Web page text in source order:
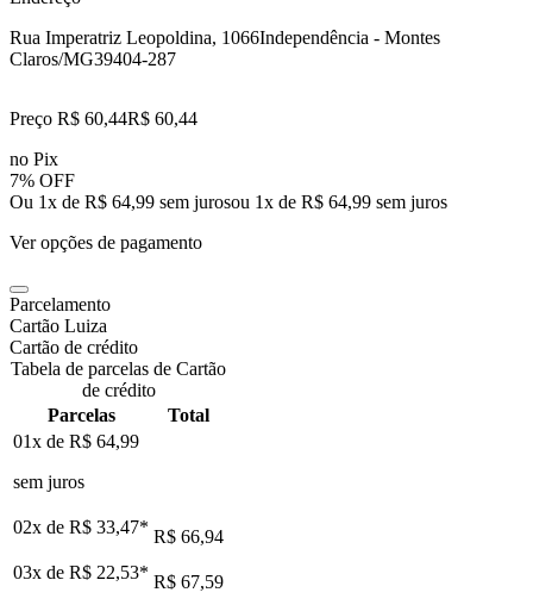
Rua Imperatriz Leopoldina, 1066Independência - Montes
Claros/MG39404-287
Preço R$ 60,44R$ 60,44
no Pix
7% OFF
Ou 1x de R$ 64,99 sem jurosou 1x de R$ 64,99 sem juros
Ver opções de pagamento
Parcelamento
Cartão Luiza
Cartão de crédito
Tabela de parcelas de Cartão
de crédito
Parcelas
Total
01x de R$ 64,99
sem juros
02x de R$ 33,47* R$ 66,94
03x de R$ 22,53* R$ 67,59